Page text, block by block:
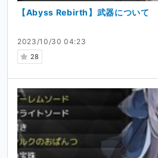
2023/10/30 04:23
28
【Abyss Rebirth】武器について